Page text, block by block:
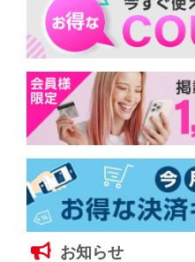
お知らせ